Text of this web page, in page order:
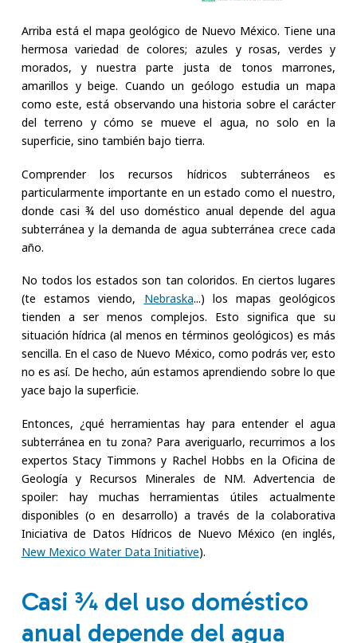
Arriba está el mapa geológico de Nuevo México. Tiene una
hermosa variedad de colores; azules y rosas, verdes y
morados, y nuestra parte justa de tonos marrones,
amarillos y beige. Cuando un geólogo estudia un mapa
como este, está observando una historia sobre el carácter
del terreno y cómo se mueve el agua, no solo en la
superficie, sino también bajo tierra.
Comprender los recursos hídricos subterráneos es
particularmente importante en un estado como el nuestro,
donde casi ¾ del uso doméstico anual depende del agua
subterránea y la demanda de agua subterránea crece cada
año.
No todos los estados son tan coloridos. En ciertos lugares
(te estamos viendo, Nebraska...) los mapas geológicos
tienden a ser menos complejos. Esto significa que su
situación hídrica (al menos en términos geológicos) es más
sencilla. En el caso de Nuevo México, como podrás ver, esto
no es así. De hecho, aún estamos aprendiendo sobre lo que
yace bajo la superficie.
Entonces, ¿qué herramientas hay para entender el agua
subterránea en tu zona? Para averiguarlo, recurrimos a los
expertos Stacy Timmons y Rachel Hobbs en la Oficina de
Geología y Recursos Minerales de NM. Advertencia de
spoiler: hay muchas herramientas útiles actualmente
disponibles (o en desarrollo) a través de la colaborativa
Iniciativa de Datos Hídricos de Nuevo México (en inglés,
New Mexico Water Data Initiative).
Casi ¾ del uso doméstico
anual depende del agua